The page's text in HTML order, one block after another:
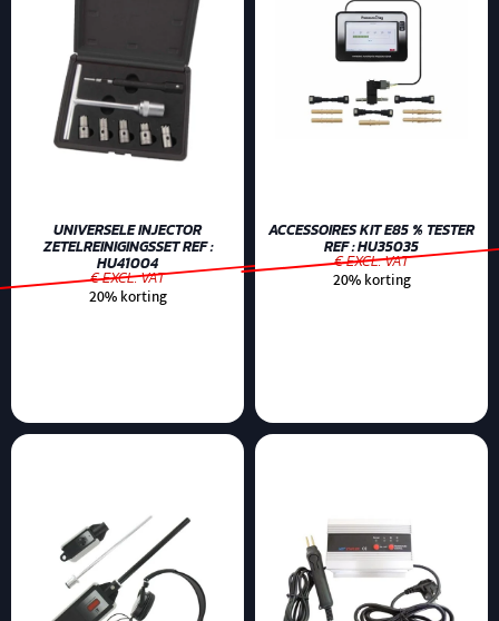
UNIVERSELE INJECTOR
ZETELREINIGINGSSET REF :
HU41004
€ EXCL. VAT
20% korting
ACCESSOIRES KIT E85 % TESTER
REF : HU35035
€ EXCL. VAT
20% korting